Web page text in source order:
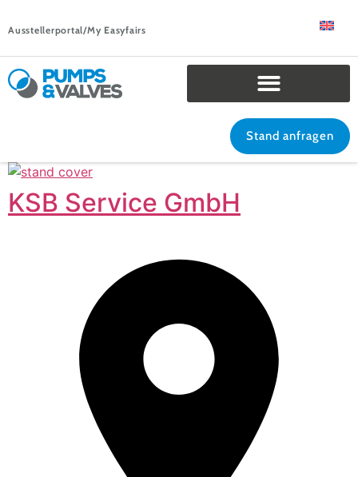
Ausstellerportal/My Easyfairs
Stand anfragen
KSB Service GmbH